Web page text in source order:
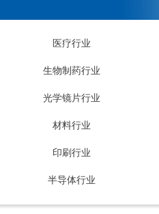
医疗行业
生物制药行业
光学镜片行业
材料行业
印刷行业
半导体行业